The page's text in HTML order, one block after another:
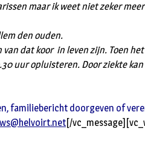
maar ik weet niet zeker
den ouden.
dat koor in leven zijn. Toen
uur opluisteren. Door ziekte
familiebericht doorgeven of
[/